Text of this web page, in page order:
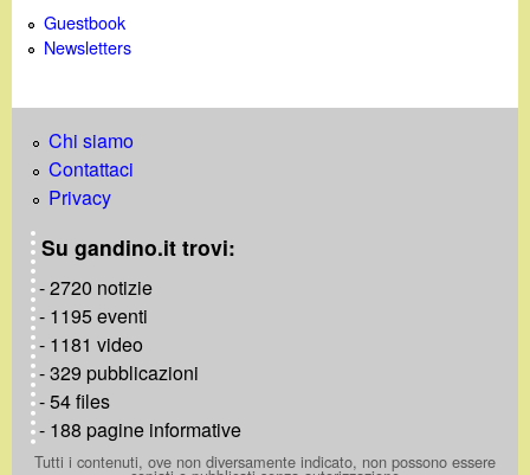
Guestbook
Newsletters
Chi siamo
Contattaci
Privacy
Su gandino.it trovi:
- 2720 notizie
- 1195 eventi
- 1181 video
- 329 pubblicazioni
- 54 files
- 188 pagine informative
Tutti i contenuti, ove non diversamente indicato, non possono essere